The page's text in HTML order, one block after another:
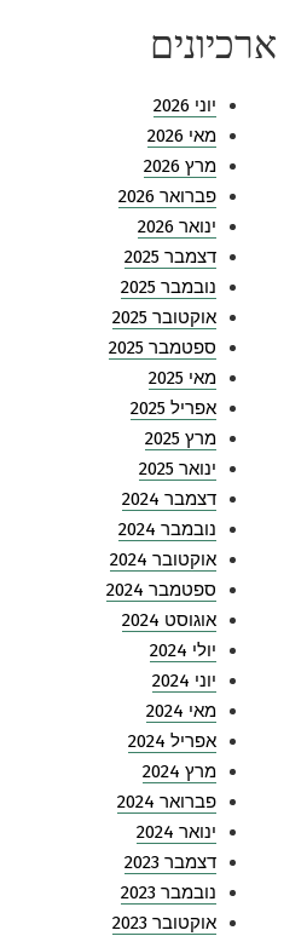
ארכיונים
יוני 2026
מאי 2026
מרץ 2026
פברואר 2026
ינואר 2026
דצמבר 2025
נובמבר 2025
אוקטובר 2025
ספטמבר 2025
מאי 2025
אפריל 2025
מרץ 2025
ינואר 2025
דצמבר 2024
נובמבר 2024
אוקטובר 2024
ספטמבר 2024
אוגוסט 2024
יולי 2024
יוני 2024
מאי 2024
אפריל 2024
מרץ 2024
פברואר 2024
ינואר 2024
דצמבר 2023
נובמבר 2023
אוקטובר 2023